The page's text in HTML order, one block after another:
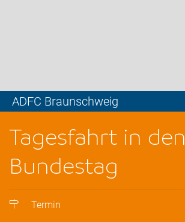
ADFC Braunschweig
Tagesfahrt in den
Bundestag
Termin